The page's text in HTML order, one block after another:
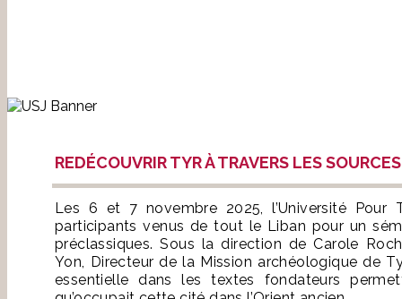
REDÉCOUVRIR TYR À TRAVERS LES
Les 6 et 7 novembre 2025, l’Université Pour
participants venus de tout le Liban pour un
préclassiques. Sous la direction de Carole
Yon, Directeur de la Mission archéologique de
essentielle dans les textes fondateurs